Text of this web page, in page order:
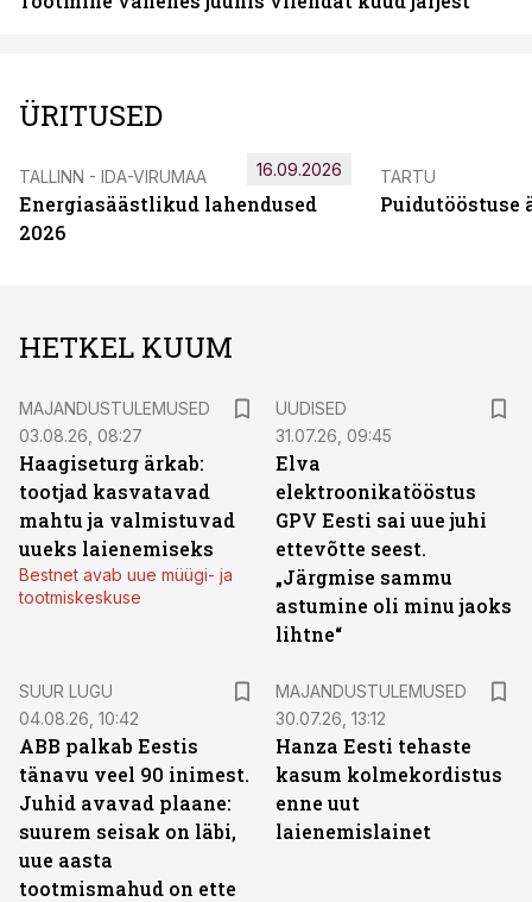
ÜRITUSED
TALLINN - IDA-VIRUMAA
Energiasäästlikud lahendused
2026
16.09.2026 TARTU
Puidutööstuse
HETKEL KUUM
MAJANDUSTULEMUSED
03.08.26, 08:27
Haagiseturg ärkab:
tootjad kasvatavad
mahtu ja valmistuvad
uueks laienemiseks
Bestnet avab uue müügi- ja
tootmiskeskuse
UUDISED
31.07.26, 09:45
Elva
elektroonikatööstus
GPV Eesti sai uue juhi
ettevõtte seest.
„Järgmise sammu
astumine oli minu jaoks
lihtne“
SUUR LUGU
04.08.26, 10:42
ABB palkab Eestis
tänavu veel 90 inimest.
Juhid avavad plaane:
suurem seisak on läbi,
uue aasta
tootmismahud on ette
MAJANDUSTULEMUSED
30.07.26, 13:12
Hanza Eesti tehaste
kasum kolmekordistus
enne uut
laienemislainet